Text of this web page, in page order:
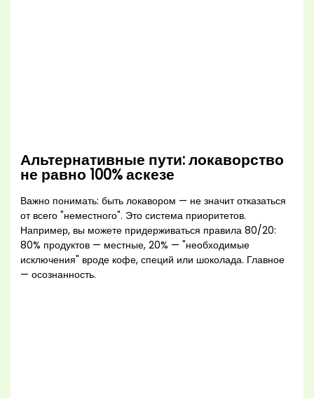
Альтернативные пути: локаворство
не равно 100% аскезе
Важно понимать: быть локавором — не значит отказаться
от всего "неместного". Это система приоритетов.
Например, вы можете придерживаться правила 80/20:
80% продуктов — местные, 20% — "необходимые
исключения" вроде кофе, специй или шоколада. Главное
— осознанность.